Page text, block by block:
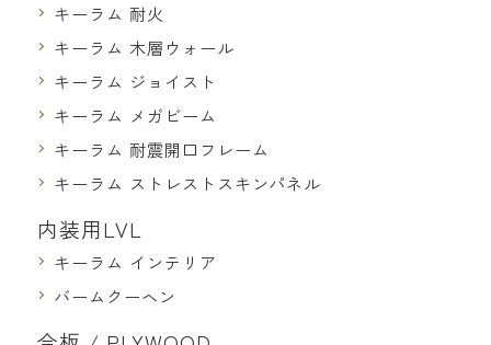
キーラム 耐火
キーラム 木層ウォール
キーラム ジョイスト
キーラム メガビーム
キーラム 耐震開口フレーム
キーラム ストレストスキンパネル
内装用LVL
キーラム インテリア
バームクーヘン